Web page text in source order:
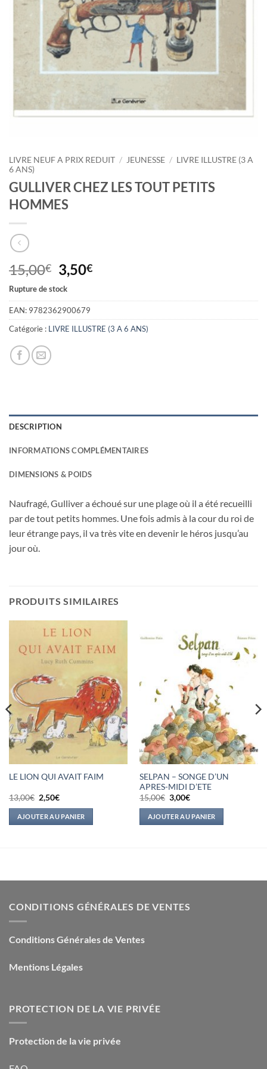
LIVRE NEUF A PRIX REDUIT / JEUNESSE / LIVRE ILLUSTRE (3 A
6 ANS)
GULLIVER CHEZ LES TOUT PETITS
HOMMES
15,00€ Le
prix
initial
était :
15,00€.
3,50€Le
actuel
3,50€.
Rupture de stock
EAN: 9782362900679
Catégorie : LIVRE ILLUSTRE (3 A 6 ANS)
DESCRIPTION
INFORMATIONS COMPLÉMENTAIRES
DIMENSIONS & POIDS
Naufragé, Gulliver a échoué sur une plage où il a été recueilli
par de tout petits hommes. Une fois admis à la cour du roi de
leur étrange pays, il va très vite en devenir le héros jusqu’au
jour où.
PRODUITS SIMILAIRES
LE LION QUI AVAIT FAIM
13,00€ Le
prix
initial
était :
13,00€.
2,50€Le
actuel
est :
2,50€.
AJOUTER AU PANIER
SELPAN – SONGE D’UN
APRES-MIDI D’ETE
15,00€ Le
prix
initial
était :
15,00€.
3,00€Le
actuel
est :
3,00€.
AJOUTER AU PANIER
CONDITIONS GÉNÉRALES DE VENTES
Conditions Générales de Ventes
Mentions Légales
PROTECTION DE LA VIE PRIVÉE
Protection de la vie privée